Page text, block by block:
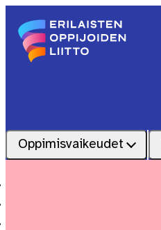
Oppimisvaikeudet